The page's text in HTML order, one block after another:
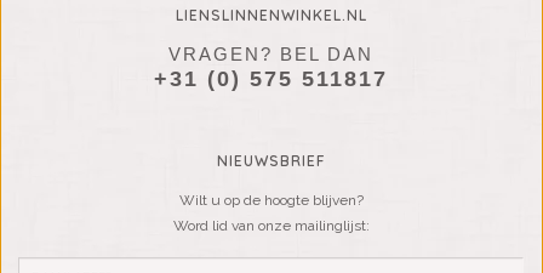
LIENSLINNENWINKEL.NL
VRAGEN? BEL DAN
+31 (0) 575 511817
NIEUWSBRIEF
Wilt u op de hoogte blijven?
Word lid van onze mailinglijst: